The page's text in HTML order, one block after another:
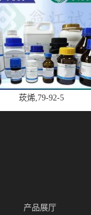
莰烯,79-92-5
产品展厅